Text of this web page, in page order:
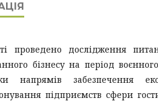
проведено дослідження
бізнесу на період
напрямів забезпечення
підприємств сфери